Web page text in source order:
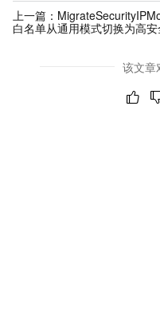
上一篇：
白名单从通用模式切换为高
该文章